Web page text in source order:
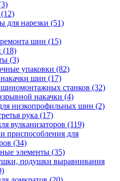
(12)
для нарезки (51)
шин (15)
(18)
(3)
упаковки (82)
шин (17)
станков (32)
накачки (4)
низкопрофильных шин (2)
рука (17)
вулканизаторов (119)
приспособления для
(34)
элементы (35)
подушки выравнивания